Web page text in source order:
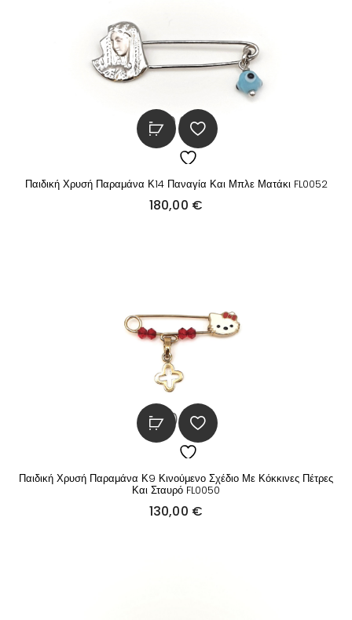
Παιδική Χρυσή Παραμάνα Κ14 Παναγία Και Μπλε Ματάκι FL0052
180,00 €
Παιδική Χρυσή Παραμάνα Κ9 Κινούμενο Σχέδιο Με Κόκκινες Πέτρες
Και Σταυρό FL0050
130,00 €